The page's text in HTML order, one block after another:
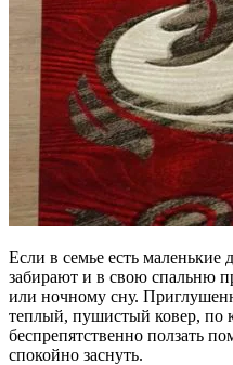
Если в семье есть маленькие
забирают и в свою спальню
или ночному сну.
теплый, пушистый ковер, по
беспрепятственно ползать
спокойно заснуть.